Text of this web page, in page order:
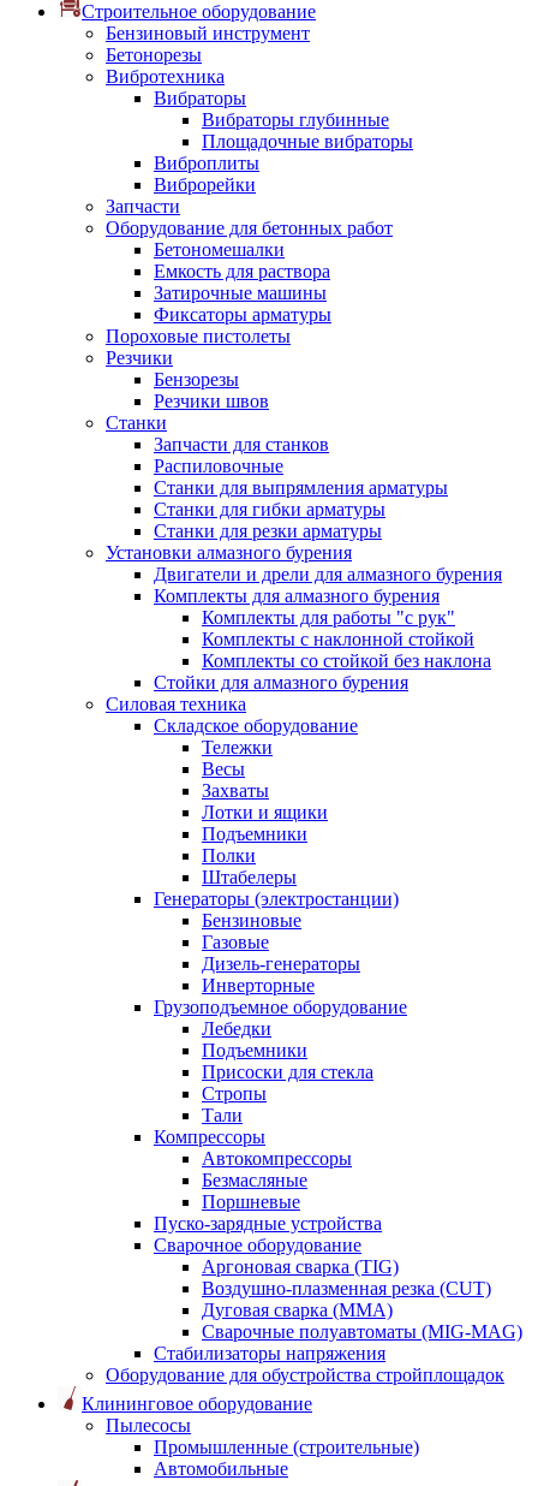
Строительное оборудование
Бензиновый инструмент
Бетонорезы
Вибротехника
Вибраторы
Вибраторы глубинные
Площадочные вибраторы
Виброплиты
Виброрейки
Запчасти
Оборудование для бетонных работ
Бетономешалки
Емкость для раствора
Затирочные машины
Фиксаторы арматуры
Пороховые пистолеты
Резчики
Бензорезы
Резчики швов
Станки
Запчасти для станков
Распиловочные
Станки для выпрямления арматуры
Станки для гибки арматуры
Станки для резки арматуры
Установки алмазного бурения
Двигатели и дрели для алмазного бурения
Комплекты для алмазного бурения
Комплекты для работы "с рук"
Комплекты с наклонной стойкой
Комплекты со стойкой без наклона
Стойки для алмазного бурения
Силовая техника
Складское оборудование
Тележки
Весы
Захваты
Лотки и ящики
Подъемники
Полки
Штабелеры
Генераторы (электростанции)
Бензиновые
Газовые
Дизель-генераторы
Инверторные
Грузоподъемное оборудование
Лебедки
Подъемники
Присоски для стекла
Стропы
Тали
Компрессоры
Автокомпрессоры
Безмасляные
Поршневые
Пуско-зарядные устройства
Сварочное оборудование
Аргоновая сварка (TIG)
Воздушно-плазменная резка (CUT)
Дуговая сварка (ММА)
Сварочные полуавтоматы (MIG-MAG)
Стабилизаторы напряжения
Оборудование для обустройства стройплощадок
Клининговое оборудование
Пылесосы
Промышленные (строительные)
Автомобильные